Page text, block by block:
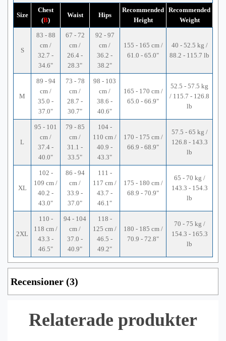
Size
Chest
(B)
Waist Hips
Recommended
Height
Recommended
Weight
S
83 - 88
cm /
32.7 -
34.6"
67 - 72
cm /
26.4 -
28.3"
92 - 97
cm /
36.2 -
38.2"
155 - 165 cm /
61.0 - 65.0"
40 - 52.5 kg /
88.2 - 115.7 lb
M
89 - 94
cm /
35.0 -
37.0"
73 - 78
cm /
28.7 -
30.7"
98 - 103
cm /
38.6 -
40.6"
165 - 170 cm /
65.0 - 66.9"
52.5 - 57.5 kg
/ 115.7 - 126.8
lb
L
95 - 101
cm /
37.4 -
40.0"
79 - 85
cm /
31.1 -
33.5"
104 -
110 cm /
40.9 -
43.3"
170 - 175 cm /
66.9 - 68.9"
57.5 - 65 kg /
126.8 - 143.3
lb
XL
102 -
109 cm /
40.2 -
43.0"
86 - 94
cm /
33.9 -
37.0"
111 -
117 cm /
43.7 -
46.1"
175 - 180 cm /
68.9 - 70.9"
65 - 70 kg /
143.3 - 154.3
lb
2XL
110 -
118 cm /
43.3 -
46.5"
94 - 104
cm /
37.0 -
40.9"
118 -
125 cm /
46.5 -
49.2"
180 - 185 cm /
70.9 - 72.8"
70 - 75 kg /
154.3 - 165.3
lb
Recensioner (3)
Relaterade produkter